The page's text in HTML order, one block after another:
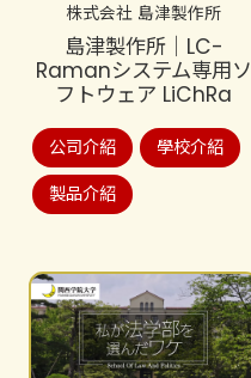
株式会社 島津製作所
島津製作所│LC-
Ramanシステム専用ソ
フトウェア LiChRa
公司介紹
學校介紹
製品介紹